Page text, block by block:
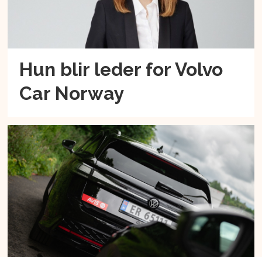
Hun blir leder for Volvo
Car Norway